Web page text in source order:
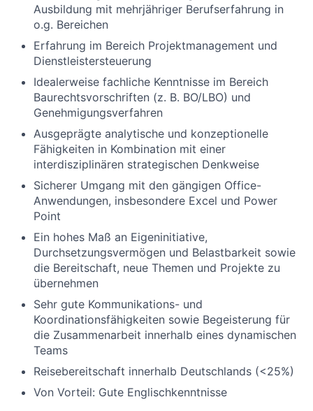
Ausbildung mit mehrjähriger Berufserfahrung in
o.g. Bereichen
Erfahrung im Bereich Projektmanagement und
Dienstleistersteuerung
Idealerweise fachliche Kenntnisse im Bereich
Baurechtsvorschriften (z. B. BO/LBO) und
Genehmigungsverfahren
Ausgeprägte analytische und konzeptionelle
Fähigkeiten in Kombination mit einer
interdisziplinären strategischen Denkweise
Sicherer Umgang mit den gängigen Office-
Anwendungen, insbesondere Excel und Power
Point
Ein hohes Maß an Eigeninitiative,
Durchsetzungsvermögen und Belastbarkeit sowie
die Bereitschaft, neue Themen und Projekte zu
übernehmen
Sehr gute Kommunikations- und
Koordinationsfähigkeiten sowie Begeisterung für
die Zusammenarbeit innerhalb eines dynamischen
Teams
Reisebereitschaft innerhalb Deutschlands (<25%)
Von Vorteil: Gute Englischkenntnisse